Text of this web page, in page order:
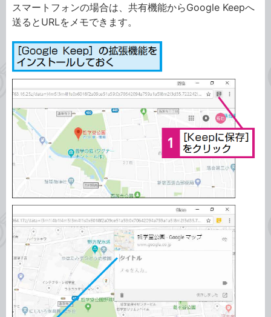
スマートフォンの場合は、共有機能からGoogle Keepへ
送るとURLをメモできます。